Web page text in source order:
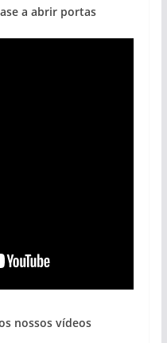
a abrir portas
nossos vídeos